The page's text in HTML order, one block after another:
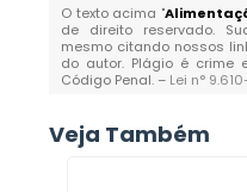
O texto acima "
de direito reservado.
mesmo citando nossos
do autor. Plágio é crime
Código Penal. – Lei n°
Veja Também